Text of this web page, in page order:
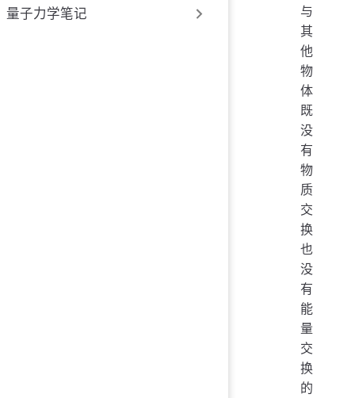
量子力学笔记
与
其
他
物
体
既
没
有
物
质
交
换
也
没
有
能
量
交
换
的